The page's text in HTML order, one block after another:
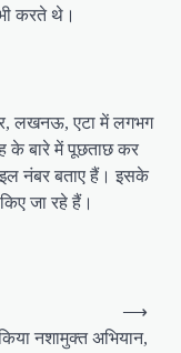
करते थे।
लखनऊ, एटा में लगभग
के बारे में पूछताछ कर
नंबर बताए हैं। इसके
जा रहे हैं।
नशामुक्त अभियान,
⟶